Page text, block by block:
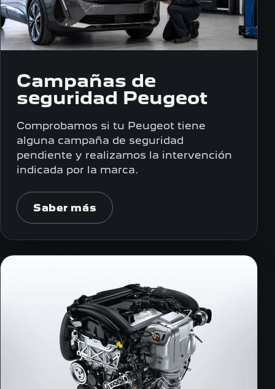
Campañas de
seguridad Peugeot
Comprobamos si tu Peugeot tiene
alguna campaña de seguridad
pendiente y realizamos la intervención
indicada por la marca.
Saber más